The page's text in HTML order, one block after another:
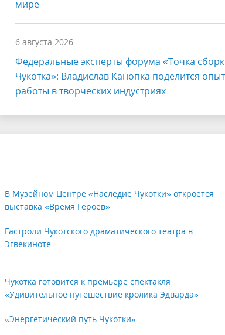
мире
6 августа 2026
Федеральные эксперты форума «Точка
Чукотка»: Владислав Канопка поделится
работы в творческих индустриях
В Музейном Центре «Наследие Чукотки» откроется
выставка «Время Героев»
Гастроли Чукотского драматического театра в
Эгвекиноте
Чукотка готовится к премьере спектакля
«Удивительное путешествие кролика Эдварда»
«Энергетический путь Чукотки»